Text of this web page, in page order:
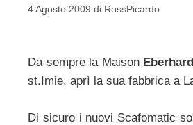
4 Agosto 2009 di RossPicardo
Da sempre la Maison
st.Imie, aprì la sua fabbrica a
Di sicuro i nuovi Scafomatic